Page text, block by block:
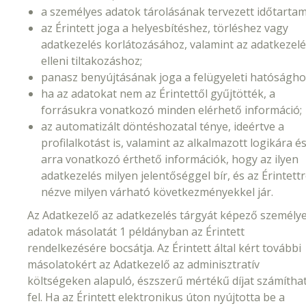
a személyes adatok tárolásának tervezett
az Érintett joga a helyesbítéshez, törléshez vagy
adatkezelés korlátozásához, valamint az
elleni tiltakozáshoz;
panasz benyújtásának joga a felügyeleti
ha az adatokat nem az Érintettől gyűjtötték, a
forrásukra vonatkozó minden elérhető információ;
az automatizált döntéshozatal ténye, ideértve a
profilalkotást is, valamint az alkalmazott logikára és
arra vonatkozó érthető információk, hogy az ilyen
adatkezelés milyen jelentőséggel bír, és az
nézve milyen várható következményekkel jár.
Az Adatkezelő az adatkezelés tárgyát képező
adatok másolatát 1 példányban az Érintett
rendelkezésére bocsátja. Az Érintett által kért további
másolatokért az Adatkezelő az adminisztratív
költségeken alapuló, észszerű mértékű díjat
fel. Ha az Érintett elektronikus úton nyújtotta be a